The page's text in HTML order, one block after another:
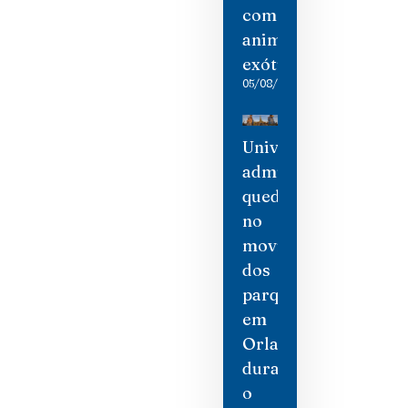
com
animais
exóticos
05/08/2026
Universal
admite
queda
no
movimento
dos
parques
em
Orlando
durante
o